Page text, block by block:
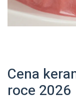
Cena
roce 2026